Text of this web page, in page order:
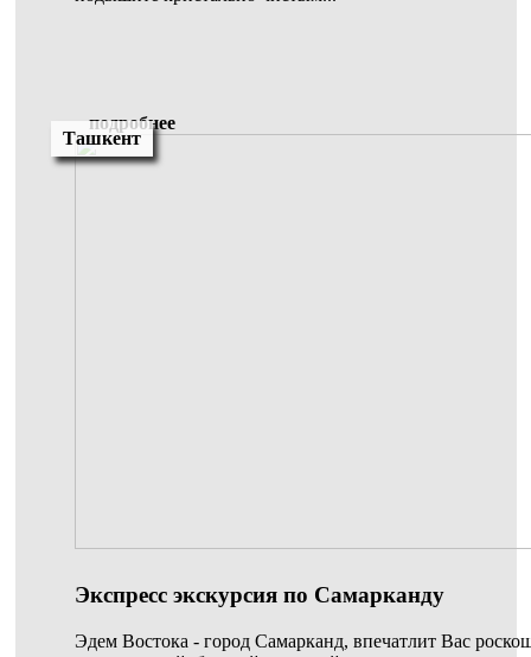
подробнее
Ташкент
Экспресс экскурсия по Самарканду
Эдем Востока - город Самарканд, впечатлит Вас